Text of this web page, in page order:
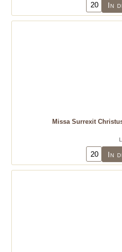
In
Missa Surrexit
In